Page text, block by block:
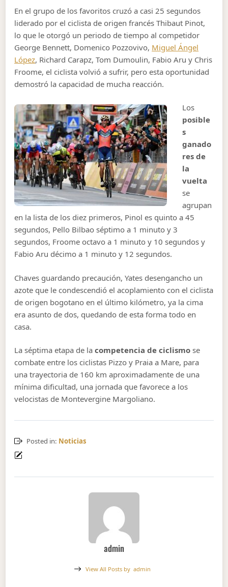
En el grupo de los favoritos cruzó a casi 25 segundos
liderado por el ciclista de origen francés Thibaut Pinot,
lo que le otorgó un periodo de tiempo al competidor
George Bennett, Domenico Pozzovivo, Miguel Ángel
López, Richard Carapz, Tom Dumoulin, Fabio Aru y Chris
Froome, el ciclista volvió a sufrir, pero esta oportunidad
demostró la capacidad de mucha reacción.
Los
posible
s
ganado
res de
la
vuelta
se
agrupan
en la lista de los diez primeros, Pinol es quinto a 45
segundos, Pello Bilbao séptimo a 1 minuto y 3
segundos, Froome octavo a 1 minuto y 10 segundos y
Fabio Aru décimo a 1 minuto y 12 segundos.
Chaves guardando precaución, Yates desengancho un
azote que le condescendió el acoplamiento con el ciclista
de origen bogotano en el último kilómetro, ya la cima
era asunto de dos, quedando de esta forma todo en
casa.
La séptima etapa de lacompetencia de ciclismo se
combate entre los ciclistas Pizzo y Praia a Mare, para
una trayectoria de 160 km aproximadamente de una
mínima dificultad, una jornada que favorece a los
velocistas de Montevergine Margoliano.
Posted in: Noticias
admin
View All Posts by admin